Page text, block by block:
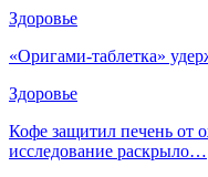
Здоровье
«Оригами-таблетка»
Здоровье
Кофе защитил печень от
исследование раскрыло…